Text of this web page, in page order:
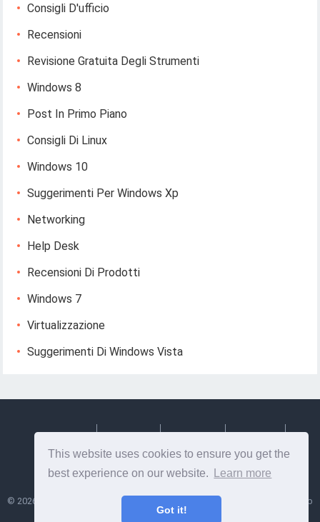
This website uses cookies to ensure you get the
best experience on our website.
Learn more
Got it!
Consigli D'ufficio
Recensioni
Revisione Gratuita Degli Strumenti
Windows 8
Post In Primo Piano
Consigli Di Linux
Windows 10
Suggerimenti Per Windows Xp
Networking
Help Desk
Recensioni Di Prodotti
Windows 7
Virtualizzazione
Suggerimenti Di Windows Vista
© 2026 Lesptitesaffairesdemayl
- Suggerimenti e informazioni utili su web